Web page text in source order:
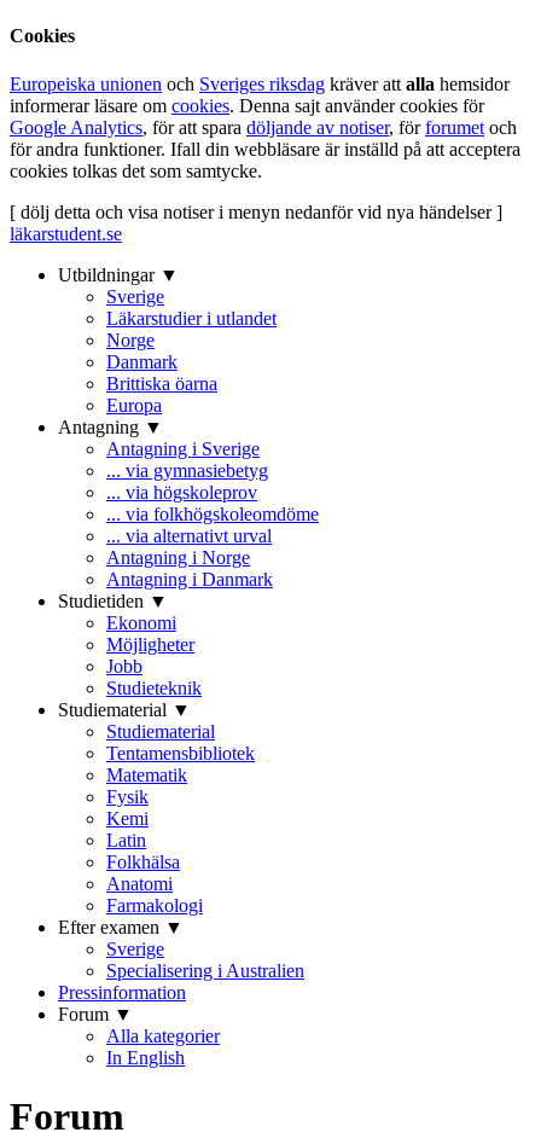
Cookies
Europeiska unionen och Sveriges riksdag kräver att alla hemsidor
informerar läsare om cookies. Denna sajt använder cookies för
Google Analytics, för att spara döljande av notiser, förforumet och
för andra funktioner. Ifall din webbläsare är inställd på att acceptera
cookies tolkas det som samtycke.
[ dölj detta och visa notiser i menyn nedanför vid nya händelser ]
läkarstudent.se
Utbildningar ▼
Sverige
Läkarstudier i utlandet
Norge
Danmark
Brittiska öarna
Europa
Antagning ▼
Antagning i Sverige
... via gymnasiebetyg
... via högskoleprov
... via folkhögskoleomdöme
... via alternativt urval
Antagning i Norge
Antagning i Danmark
Studietiden ▼
Ekonomi
Möjligheter
Jobb
Studieteknik
Studiematerial ▼
Studiematerial
Tentamensbibliotek
Matematik
Fysik
Kemi
Latin
Folkhälsa
Anatomi
Farmakologi
Efter examen ▼
Sverige
Specialisering i Australien
Pressinformation
Forum ▼
Alla kategorier
In English
Forum